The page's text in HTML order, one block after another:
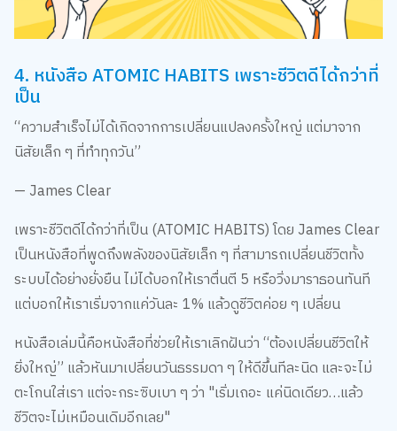
4. หนังสือ ATOMIC HABITS เพราะชีวิตดีได้กว่าที่
เป็น
“ความสำเร็จไม่ได้เกิดจากการเปลี่ยนแปลงครั้งใหญ่ แต่มาจาก
นิสัยเล็ก ๆ ที่ทำทุกวัน”
— James Clear
เพราะชีวิตดีได้กว่าที่เป็น (ATOMIC HABITS) โดย James Clear
เป็นหนังสือที่พูดถึงพลังของนิสัยเล็ก ๆ ที่สามารถเปลี่ยนชีวิตทั้ง
ระบบได้อย่างยั่งยืน ไม่ได้บอกให้เราตื่นตี 5 หรือวิ่งมาราธอนทันที
แต่บอกให้เราเริ่มจากแค่วันละ 1% แล้วดูชีวิตค่อย ๆ เปลี่ยน
หนังสือเล่มนี้คือหนังสือที่ช่วยให้เราเลิกฝันว่า “ต้องเปลี่ยนชีวิตให้
ยิ่งใหญ่” แล้วหันมาเปลี่ยนวันธรรมดา ๆ ให้ดีขึ้นทีละนิด และจะไม่
ตะโกนใส่เรา แต่จะกระซิบเบา ๆ ว่า "เริ่มเถอะ แค่นิดเดียว…แล้ว
ชีวิตจะไม่เหมือนเดิมอีกเลย"